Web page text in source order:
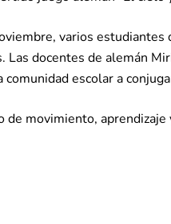
varios
Las docentes de alemán
escolar a
movimiento,